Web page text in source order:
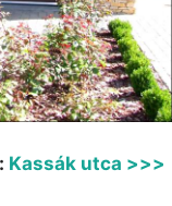
Kassák utca >>>